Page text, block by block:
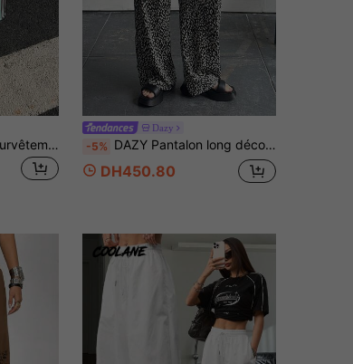
Muchica Pantalon de survêtement tricoté vert menthe pour femmes, style décontracté américain avec bandes latérales
Dazy
-5% DAZY Pantalon long décontracté polyvalent pour femme, imprimé intégral, pour le quotidien et les voyages
DH450.80